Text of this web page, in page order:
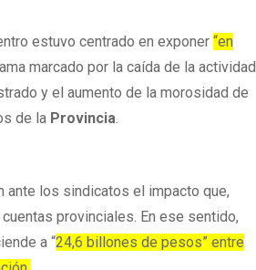
estuvo centrado en exponer“en
marcado por la caída de la actividad
y el aumento de la morosidad de
de la Provincia.
ante los sindicatos el impacto que,
provinciales. En ese sentido,
a “24,6 billones de pesos” entre